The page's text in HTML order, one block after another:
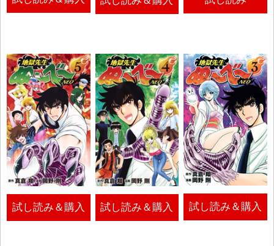
試し読み＆購入 試し読み＆購入 試し読み＆購入